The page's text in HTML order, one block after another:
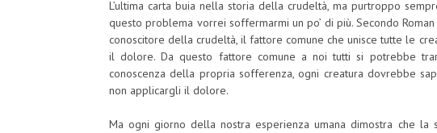
L’ultima carta buia nella storia della crudeltà, ma purtroppo
questo problema vorrei soffermarmi un po’ di più. Secondo
conoscitore della crudeltà, il fattore comune che unisce tutte le
il dolore. Da questo fattore comune a noi tutti si potrebbe
conoscenza della propria sofferenza, ogni creatura dovrebbe
non applicargli il dolore.
Ma ogni giorno della nostra esperienza umana dimostra che la